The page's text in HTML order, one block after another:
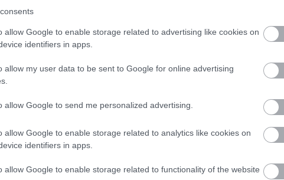
allow Google to enable storage related to advertising like cookies on
identifiers in apps.
allow my user data to be sent to Google for online advertising
allow Google to send me personalized advertising.
allow Google to enable storage related to analytics like cookies on
identifiers in apps.
allow Google to enable storage related to functionality of the website
2002-04-26 7:48 Kossuth Reggeli KrónikaKristóf Gábor:
- Hétvégi kulturális ajánlat Bánkúti Gábortól.Bánkúti
Gábor: - Nem tudom megérezték-e ebből a muzsikából,
mi megy végbe Tatjana lelkében a jóképű Anyegin
levelet Magának. Kell több? Nem…